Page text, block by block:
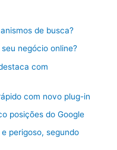
de busca?
negócio online?
com
com novo plug-in
posições do Google
perigoso, segundo